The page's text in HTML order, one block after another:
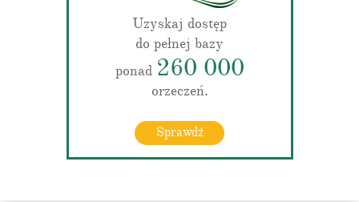
Uzyskaj dostęp
do pełnej bazy
ponad 260 000
orzeczeń.
Sprawdź